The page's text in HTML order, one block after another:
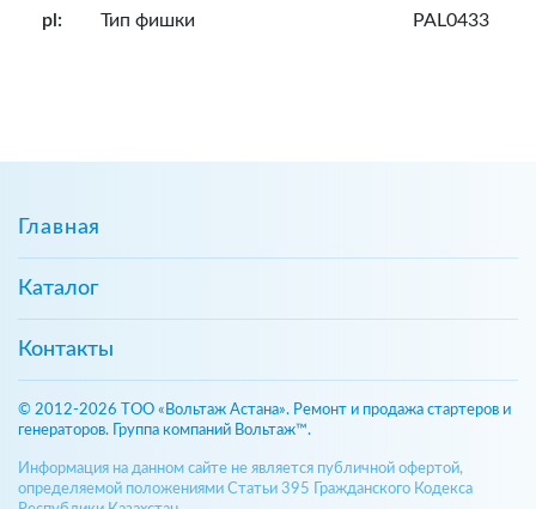
pl: Тип фишки PAL0433
Главная
Каталог
Контакты
© 2012-2026 ТОО «Вольтаж Астана». Ремонт и продажа стартеров и
генераторов. Группа компаний Вольтаж™.
Информация на данном сайте не является публичной офертой,
определяемой положениями Статьи 395 Гражданского Кодекса